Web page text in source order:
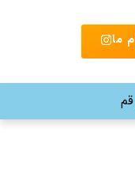
ما